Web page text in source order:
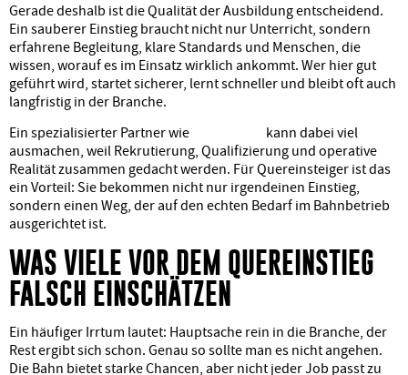
Gerade deshalb ist die Qualität der Ausbildung entscheidend.
Ein sauberer Einstieg braucht nicht nur Unterricht, sondern
erfahrene Begleitung, klare Standards und Menschen, die
wissen, worauf es im Einsatz wirklich ankommt. Wer hier gut
geführt wird, startet sicherer, lernt schneller und bleibt oft auch
langfristig in der Branche.
Ein spezialisierter Partner wie
kann dabei viel
ausmachen, weil Rekrutierung, Qualifizierung und operative
Realität zusammen gedacht werden. Für Quereinsteiger ist das
ein Vorteil: Sie bekommen nicht nur irgendeinen Einstieg,
sondern einen Weg, der auf den echten Bedarf im Bahnbetrieb
ausgerichtet ist.
WAS VIELE VOR DEM QUEREINSTIEG
FALSCH EINSCHÄTZEN
Ein häufiger Irrtum lautet: Hauptsache rein in die Branche, der
Rest ergibt sich schon. Genau so sollte man es nicht angehen.
Die Bahn bietet starke Chancen, aber nicht jeder Job passt zu